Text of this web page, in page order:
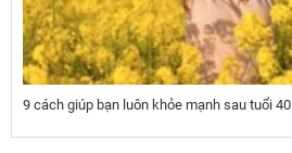
9 cách giúp bạn luôn khỏe mạnh sau tuổi 40